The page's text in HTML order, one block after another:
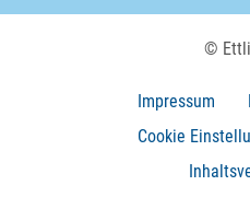
©
Impressum
Cookie